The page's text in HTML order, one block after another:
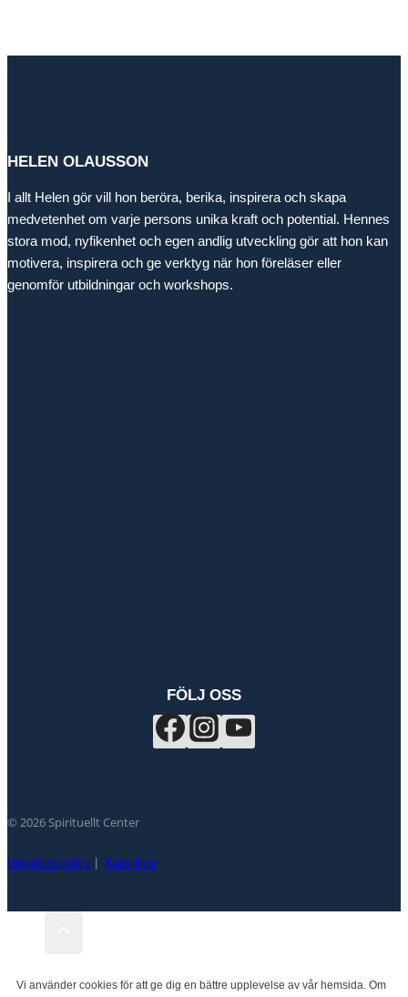
HELEN OLAUSSON
I allt Helen gör vill hon beröra, berika, inspirera och skapa
medvetenhet om varje persons unika kraft och potential. Hennes
stora mod, nyfikenhet och egen andlig utveckling gör att hon kan
motivera, inspirera och ge verktyg när hon föreläser eller
genomför utbildningar och workshops.
FÖLJ OSS
© 2026 Spirituellt Center
Integritetspolicy Köpvillkor
Vi använder cookies för att ge dig en bättre upplevelse av vår hemsida. Om